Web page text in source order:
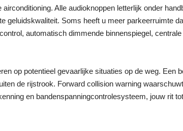
Alle audioknoppen letterlijk onder
geluidskwaliteit. Soms heeft u meer parkeerruimte
automatisch dimmende binnenspiegel,
op potentieel gevaarlijke situaties op de weg. Een
de rijstrook. Forward collision warning
en bandenspanningcontrolesysteem, jouw rit